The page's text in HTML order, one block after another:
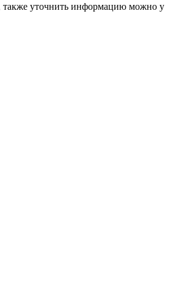
также уточнить информацию можно у